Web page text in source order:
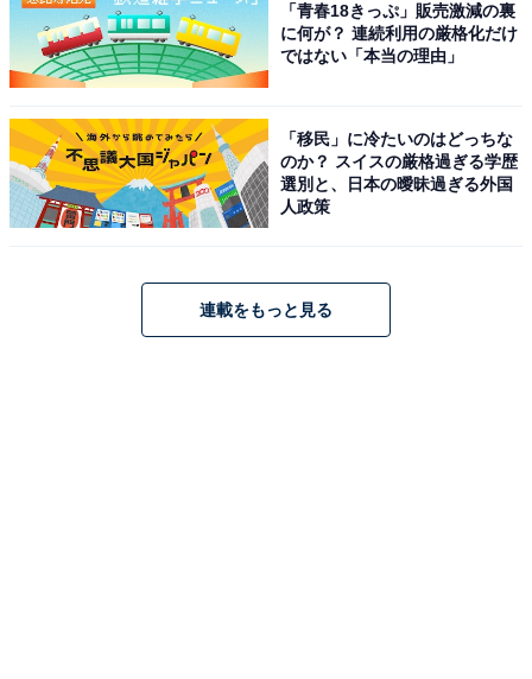
こちらもおすすめ
ンドホテル長生閣」が今だけ特別価格に！ 老舗
旅館の伝統とおもてなし【10月30日】
「青春18きっぷ」販売激減の裏
に何が？ 連続利用の厳格化だけ
ではない「本当の理由」
「移民」に冷たいのはどっちな
のか？ スイスの厳格過ぎる学歴
選別と、日本の曖昧過ぎる外国
人政策
連載をもっと見る